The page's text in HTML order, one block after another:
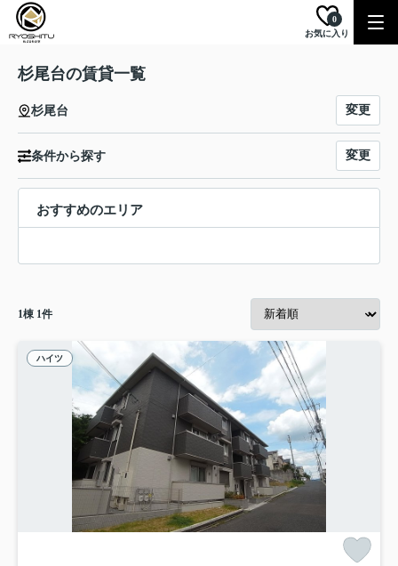
お気に入り
0
杉尾台の賃貸一覧
杉尾台 変更
条件から探す 変更
おすすめのエリア
1棟 1件
ハイツ